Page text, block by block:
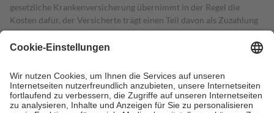
gesetzliche Krankenversicherung übernimmt in der Regel die
Kosten dafür, der Versicherte trägt einen Teil davon als Zuzahlung
mit.
Grundsätzlich leisten Mitglieder Zuzahlungen in Höhe von zehn
höchstens zehn Euro.
Es sind jedoch nie mehr als die tatsächlichen
Kosten der Leistung zu entrichten.
Diese Regeln gelten grundsätzlich auch für Online-Apotheken.
Bei Heilmitteln und häuslicher Krankenpflege beträgt die